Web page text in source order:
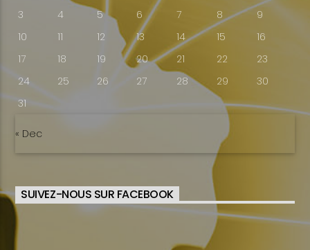
3
4 5 6 7 8
9
10
11 12 13 14 15
16
17
18 19 20 21 22
23
24
25 26 27 28 29
30
31
« Dec
SUIVEZ-NOUS SUR FACEBOOK